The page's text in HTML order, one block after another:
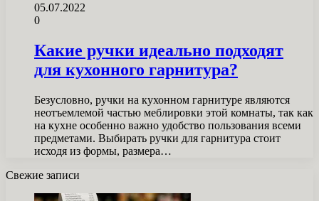
05.07.2022
0
Какие ручки идеально подходят
для кухонного гарнитура?
Безусловно, ручки на кухонном гарнитуре являются
неотъемлемой частью меблировки этой комнаты, так как
на кухне особенно важно удобство пользования всеми
предметами. Выбирать ручки для гарнитура стоит
исходя из формы, размера…
Свежие записи